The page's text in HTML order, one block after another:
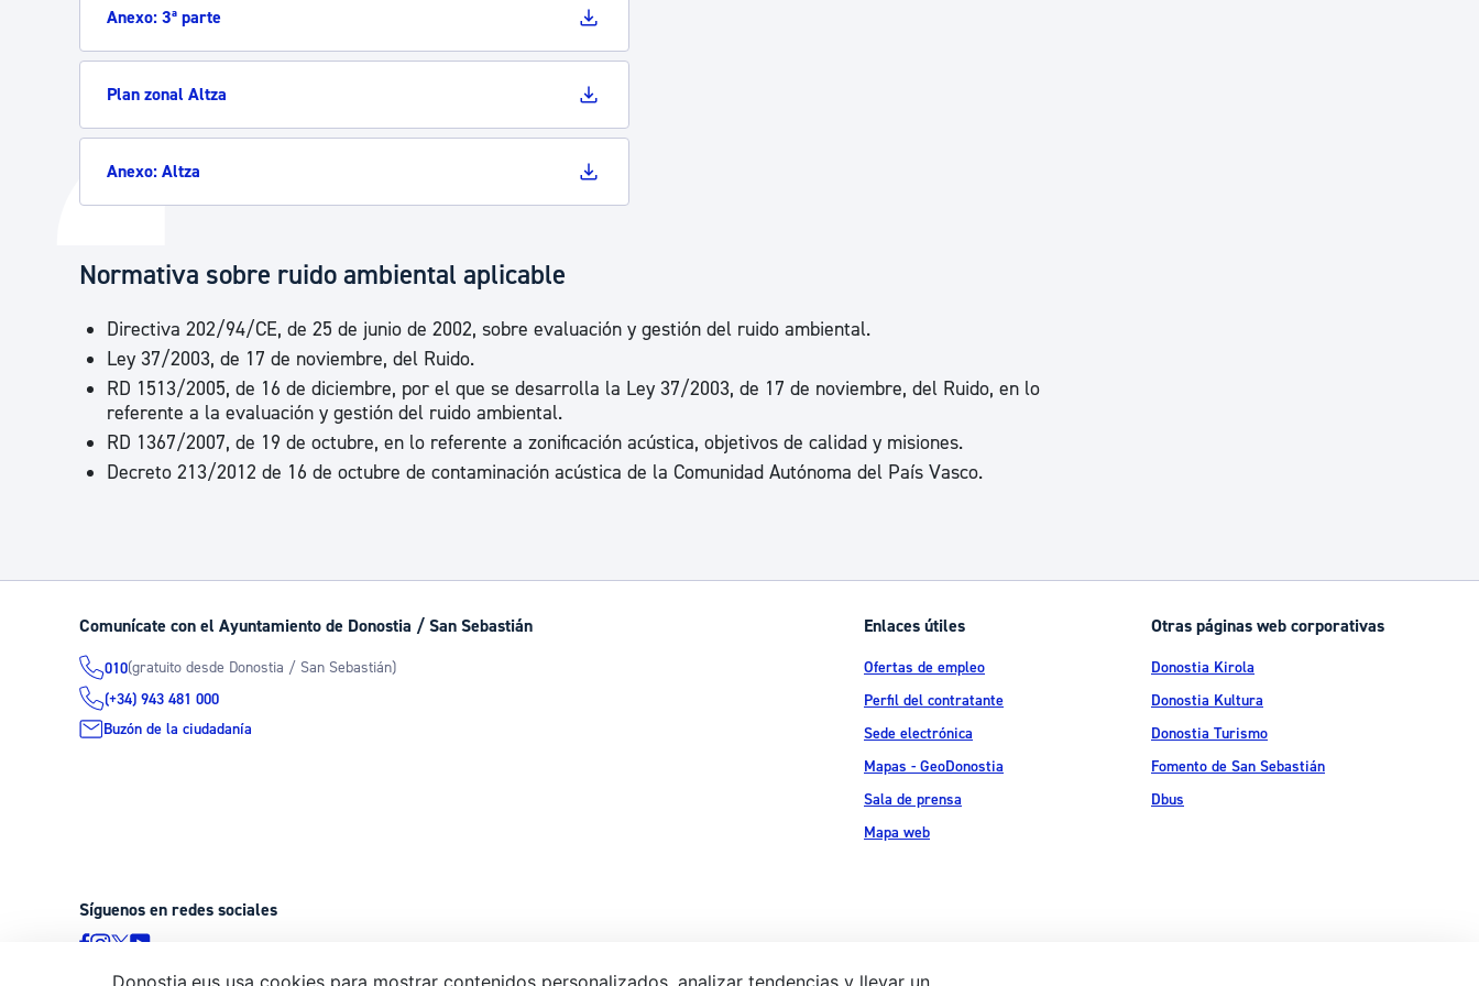
Anexo: 3ª parte
Plan zonal Altza
Anexo: Altza
Normativa sobre ruido ambiental aplicable
Directiva 202/94/CE, de 25 de junio de 2002, sobre evaluación y gestión del ruido ambiental.
Ley 37/2003, de 17 de noviembre, del Ruido.
RD 1513/2005, de 16 de diciembre, por el que se desarrolla la Ley 37/2003, de 17 de noviembre, del Ruido, en lo
referente a la evaluación y gestión del ruido ambiental.
RD 1367/2007, de 19 de octubre, en lo referente a zonificación acústica, objetivos de calidad y misiones.
Decreto 213/2012 de 16 de octubre de contaminación acústica de la Comunidad Autónoma del País Vasco.
Comunícate con el Ayuntamiento de Donostia / San Sebastián
010(gratuito desde Donostia / San Sebastián)
(+34) 943 481 000
Buzón de la ciudadanía
Enlaces útiles
Ofertas de empleo
Perfil del contratante
Sede electrónica
Mapas - GeoDonostia
Sala de prensa
Mapa web
Otras páginas web corporativas
Donostia Kirola
Donostia Kultura
Donostia Turismo
Fomento de San Sebastián
Dbus
Síguenos en redes sociales
Donostia.eus usa cookies para mostrar contenidos personalizados, analizar tendencias y llevar un